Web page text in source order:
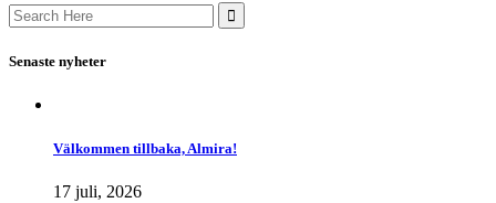
Search
for:
Senaste nyheter
Välkommen tillbaka, Almira!
17 juli, 2026